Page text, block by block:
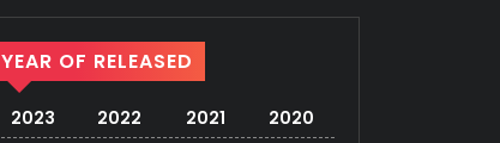
YEAR OF RELEASED
2023 2022 2021
2020